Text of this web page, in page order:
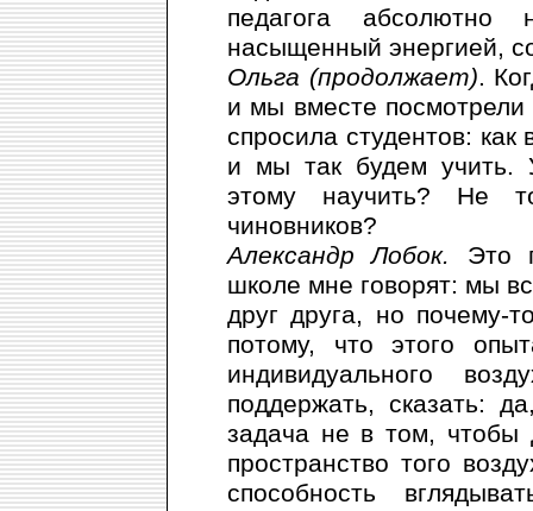
педагога абсолютно
насыщенный энергией,
Ольга (продолжает).
и мы вместе посмотрели
спросила студентов:
и мы так будем учить.
этому научить? Не
чиновников?
Александр Лобок. Это
школе мне говорят: мы
друг друга, но почему-
потому, что этого
индивидуального
поддержать, сказать:
задача не в том, чтобы
пространство того
способность